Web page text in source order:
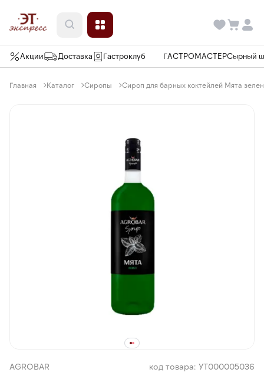
Акции Доставка Гастроклуб ГАСТРОМАСТЕРСырный
Главная Каталог Сиропы Сироп для барных коктейлей Мята
AGROBAR код товара: УТ000005036